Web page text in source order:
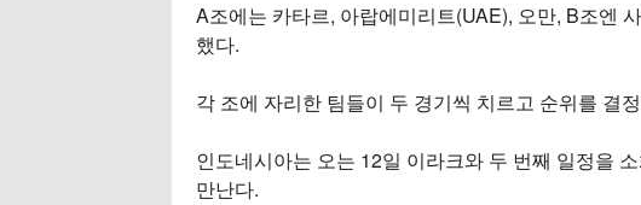
A조에는 카타르, 아랍에미리트(UAE), 오만, B조엔
했다.
각 조에 자리한 팀들이 두 경기씩 치르고 순위를 결
인도네시아는 오는 12일 이라크와 두 번째 일정을
만난다.